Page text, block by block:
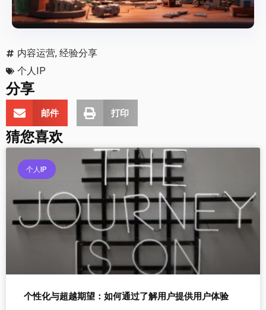
内容运营, 经验分享
个人IP
分享
邮件 打印
猜您喜欢
个人IP
个性化与超越期望：如何通过了解用户提供用户体验